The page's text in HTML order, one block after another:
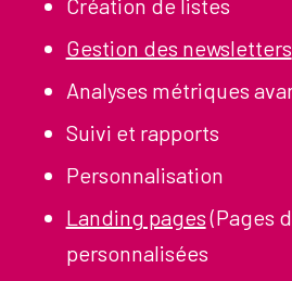
Création de listes
Gestion des newsletters
Analyses métriques
Suivi et rapports
Personnalisation
Landing pages(Pages
personnalisées